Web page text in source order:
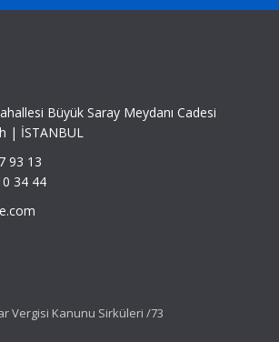
Büyük Saray Meydanı Cadesi
| İSTANBUL
93 13
34 44
Vergisi Kanunu Sirküleri /73